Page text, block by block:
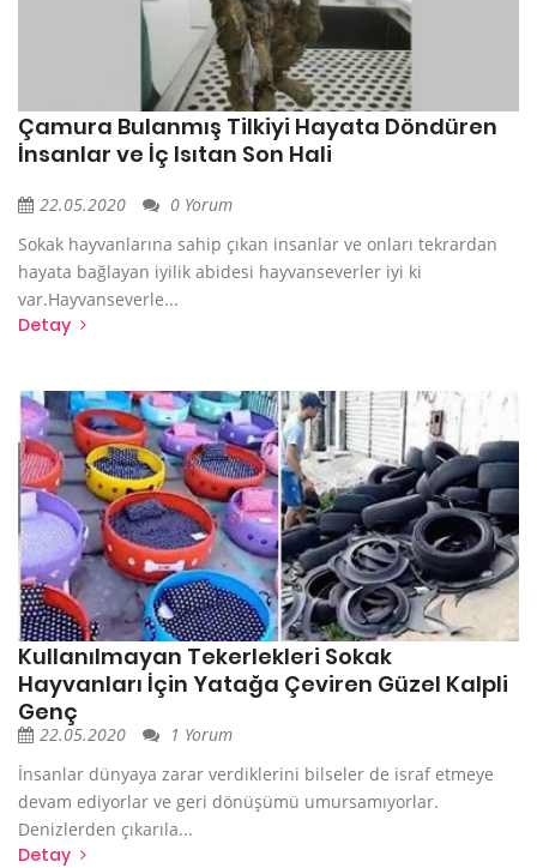
Çamura Bulanmış Tilkiyi Hayata Döndüren
İnsanlar ve İç Isıtan Son Hali
22.05.2020
0 Yorum
Sokak hayvanlarına sahip çıkan insanlar ve onları tekrardan
hayata bağlayan iyilik abidesi hayvanseverler iyi ki
var.Hayvanseverle...
Detay
Kullanılmayan Tekerlekleri Sokak
Hayvanları İçin Yatağa Çeviren Güzel Kalpli
Genç
22.05.2020
1 Yorum
İnsanlar dünyaya zarar verdiklerini bilseler de israf etmeye
devam ediyorlar ve geri dönüşümü umursamıyorlar.
Denizlerden çıkarıla...
Detay